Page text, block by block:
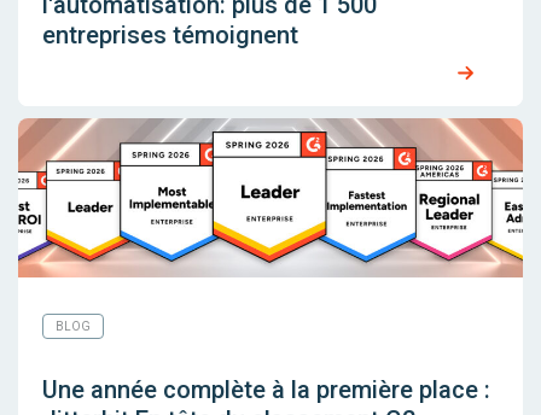
entreprises témoignent
BLOG
Une année complète à la première place :